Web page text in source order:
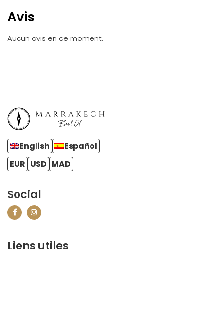
Avis
Aucun avis en ce moment.
English
Español
EUR USD MAD
Social
Liens utiles